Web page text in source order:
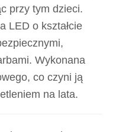
przy tym dzieci.
LED o kształcie
Wykonana
co czyni ją
na lata.